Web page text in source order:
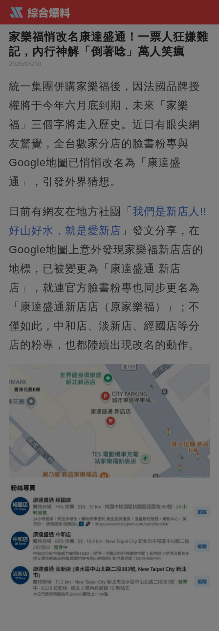
家樂福悄改名康達盛通！一票人狂嫌難
記，內行神解「倒著唸」萬人笑瘋
2026/05/30
統一集團併購家樂福後，因法國品牌授
權將于今年六月底到期，未來「家樂
福」三個字將走入歷史。近日有眼尖網
友驚覺，全台數家分店的臉書粉專與
Google地圖已悄悄改名為「康達盛
通」，引發外界猜想。
日前有網友在地方社團「 我們是新店人!!
好山好水，就是愛新店 」發文分享，在
Google地圖上意外發現家樂福新店店的
地標，已被變更為「康達盛通 新店
店」，就連官方臉書粉專也同步更名為
「康達盛通新店店（原家樂福）」；不
僅如此，中和店、淡新店、經國店等分
店的粉專，也都陸續出現改名的動作。